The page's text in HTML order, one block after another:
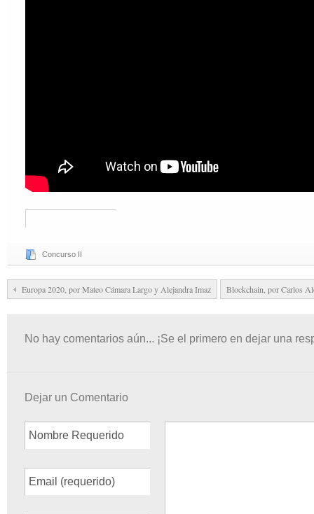
Concurso II
Europa 2020, por Mateo Cámara Largo y Alejandra Imaz Blockchain, por Carlos
No hay comentarios aún... ¡Se el primero en dejar una
Dejar un Comentario